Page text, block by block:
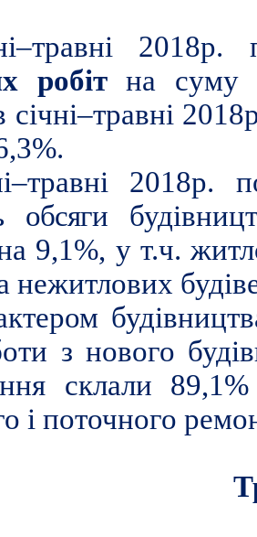
2018р.
робітна суму
2018р.
обсяги
9,1%, у т.ч.
нежитлових
з нового
склали
і поточного